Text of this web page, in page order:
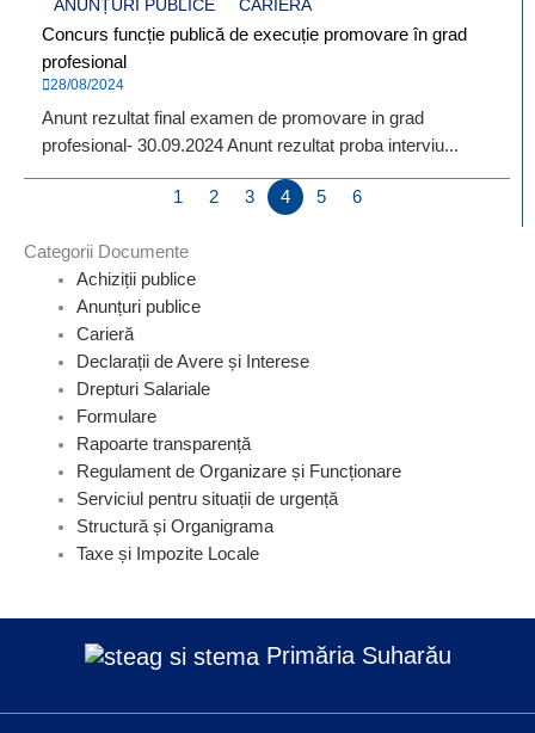
ANUNȚURI PUBLICE
CARIERĂ
Concurs funcție publică de execuție promovare în grad
profesional
28/08/2024
Anunt rezultat final examen de promovare in grad
profesional- 30.09.2024 Anunt rezultat proba interviu...
1 2 3 4 5 6
Categorii Documente
Achiziții publice
Anunțuri publice
Carieră
Declarații de Avere și Interese
Drepturi Salariale
Formulare
Rapoarte transparență
Regulament de Organizare și Funcționare
Serviciul pentru situații de urgență
Structură și Organigrama
Taxe și Impozite Locale
Primăria Suharău